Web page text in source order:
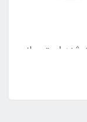
شده است و از
حالت شناور